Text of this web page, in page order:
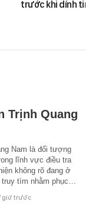
trước khi dính
Trịnh Quang
Nam là đối tượng
lĩnh vực điều tra
không rõ đang ở
truy tìm nhằm phục…
giờ trước